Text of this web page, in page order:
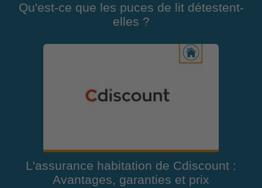
Qu'est-ce que les puces de lit détestent-
elles ?
L'assurance habitation de Cdiscount :
Avantages, garanties et prix